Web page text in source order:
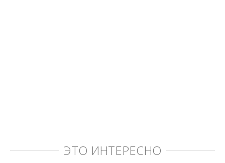
ЭТО ИНТЕРЕСНО